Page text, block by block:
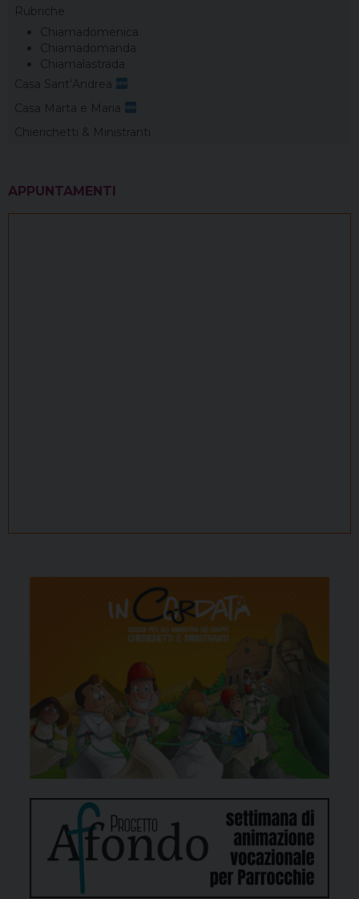
Rubriche
Chiamadomenica
Chiamadomanda
Chiamalastrada
Casa Sant’Andrea
Casa Marta e Maria
Chierichetti & Ministranti
APPUNTAMENTI